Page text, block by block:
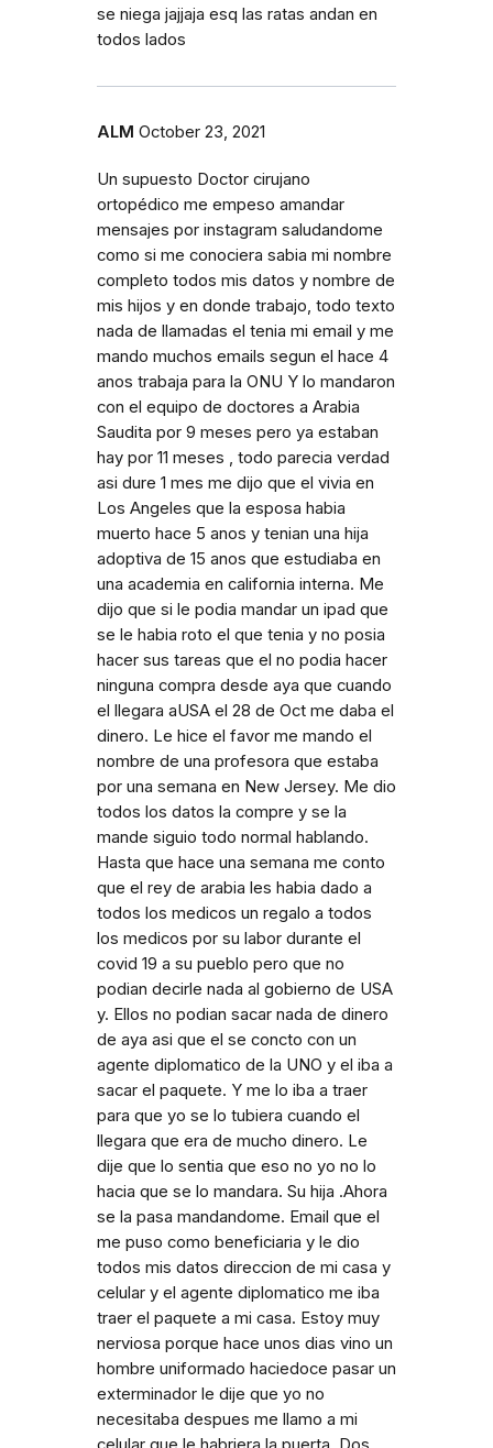
se niega jajjaja esq las ratas andan en
todos lados
ALM October 23, 2021
Un supuesto Doctor cirujano
ortopédico me empeso amandar
mensajes por instagram saludandome
como si me conociera sabia mi nombre
completo todos mis datos y nombre de
mis hijos y en donde trabajo, todo texto
nada de llamadas el tenia mi email y me
mando muchos emails segun el hace 4
anos trabaja para la ONU Y lo mandaron
con el equipo de doctores a Arabia
Saudita por 9 meses pero ya estaban
hay por 11 meses , todo parecia verdad
asi dure 1 mes me dijo que el vivia en
Los Angeles que la esposa habia
muerto hace 5 anos y tenian una hija
adoptiva de 15 anos que estudiaba en
una academia en california interna. Me
dijo que si le podia mandar un ipad que
se le habia roto el que tenia y no posia
hacer sus tareas que el no podia hacer
ninguna compra desde aya que cuando
el llegara aUSA el 28 de Oct me daba el
dinero. Le hice el favor me mando el
nombre de una profesora que estaba
por una semana en New Jersey. Me dio
todos los datos la compre y se la
mande siguio todo normal hablando.
Hasta que hace una semana me conto
que el rey de arabia les habia dado a
todos los medicos un regalo a todos
los medicos por su labor durante el
covid 19 a su pueblo pero que no
podian decirle nada al gobierno de USA
y. Ellos no podian sacar nada de dinero
de aya asi que el se concto con un
agente diplomatico de la UNO y el iba a
sacar el paquete. Y me lo iba a traer
para que yo se lo tubiera cuando el
llegara que era de mucho dinero. Le
dije que lo sentia que eso no yo no lo
hacia que se lo mandara. Su hija .Ahora
se la pasa mandandome. Email que el
me puso como beneficiaria y le dio
todos mis datos direccion de mi casa y
celular y el agente diplomatico me iba
traer el paquete a mi casa. Estoy muy
nerviosa porque hace unos dias vino un
hombre uniformado haciedoce pasar un
exterminador le dije que yo no
necesitaba despues me llamo a mi